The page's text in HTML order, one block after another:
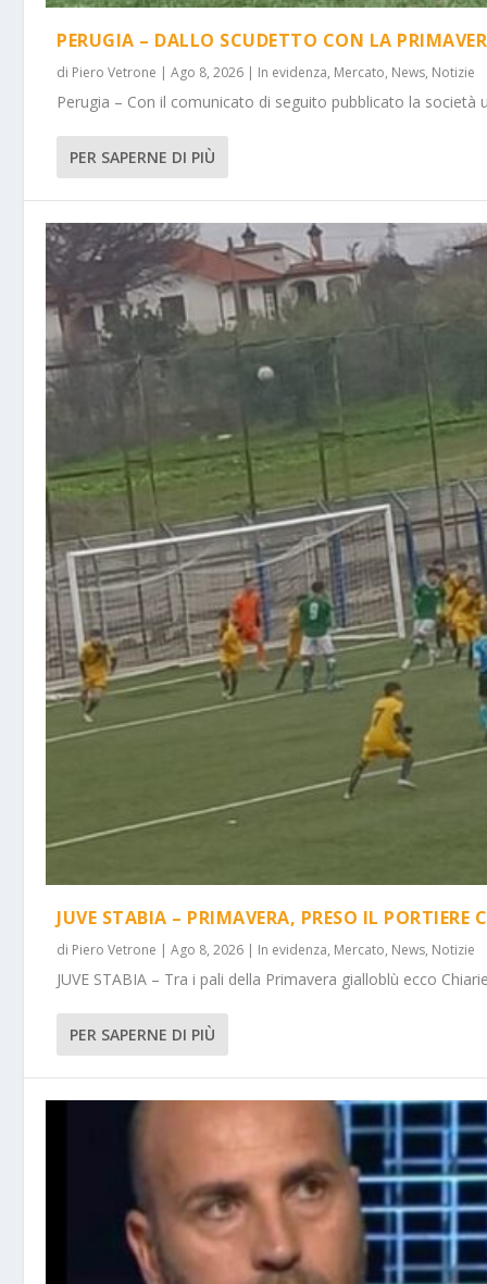
PERUGIA – DALLO SCUDETTO CON LA
di Piero Vetrone |Ago 8, 2026 | In evidenza, Mercato, News, Notizie
Perugia – Con il comunicato di seguito pubblicato la società
PER SAPERNE DI PIÙ
JUVE STABIA – PRIMAVERA, PRESO IL PORTIERE
di Piero Vetrone |Ago 8, 2026 | In evidenza, Mercato, News, Notizie
JUVE STABIA – Tra i pali della Primavera gialloblù ecco
PER SAPERNE DI PIÙ